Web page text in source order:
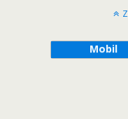
Mobil